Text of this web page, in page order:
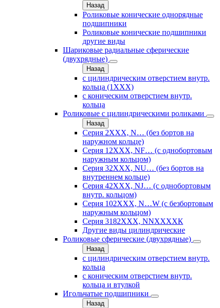
Назад
Роликовые конические однорядные
подшипники
Роликовые конические подшипники
другие виды
Шариковые радиальные сферические
(двухрядные)
Назад
с цилиндрическим отверстием внутр.
кольца (1ХХХ)
с коническим отверстием внутр.
кольца
Роликовые с цилиндрическими роликами
Назад
Серия 2ХХХ, N… (без бортов на
наружном кольце)
Серия 12ХХХ, NF… (с однобортовым
наружным кольцом)
Серия 32ХХХ, NU… (без бортов на
внутреннем кольце)
Серия 42ХХХ, NJ… (с однобортовым
внутр. кольцом)
Серия 102ХХХ, N…W (с безбортовым
наружным кольцом)
Серия 3182ХХХ, NNХХХХК
Другие виды цилиндрические
Роликовые сферические (двухрядные)
Назад
с цилиндрическим отверстием внутр.
кольца
с коническим отверстием внутр.
кольца и втулкой
Игольчатые подшипники
Назад